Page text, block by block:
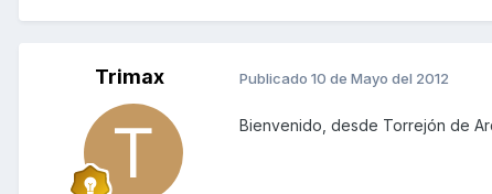
Trimax Publicado 10 de Mayo del 2012
Bienvenido, desde Torrejón de